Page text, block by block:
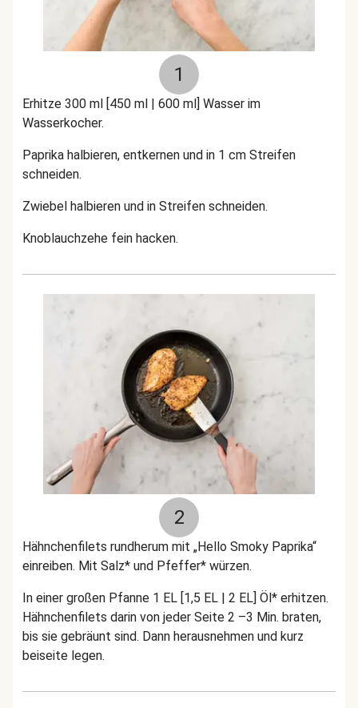
1
Erhitze 300 ml [450 ml | 600 ml] Wasser im
Wasserkocher.
Paprika halbieren, entkernen und in 1 cm Streifen
schneiden.
Zwiebel halbieren und in Streifen schneiden.
Knoblauchzehe fein hacken.
2
Hähnchenfilets rundherum mit „Hello Smoky Paprika“
einreiben. Mit Salz* und Pfeffer* würzen.
In einer großen Pfanne 1 EL [1,5 EL | 2 EL] Öl* erhitzen.
Hähnchenfilets darin von jeder Seite 2 –3 Min. braten,
bis sie gebräunt sind. Dann herausnehmen und kurz
beiseite legen.